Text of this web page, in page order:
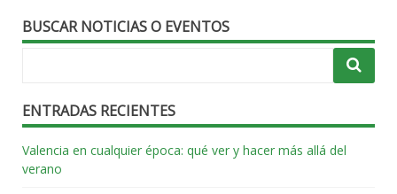
BUSCAR NOTICIAS O EVENTOS
ENTRADAS RECIENTES
Valencia en cualquier época: qué ver y hacer más allá del
verano